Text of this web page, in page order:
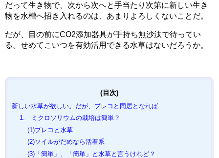
だって生き物で、次から次へと手当たり次第に新しい生き
物を水槽へ招き入れるのは、あまりよろしくないことだ。
だが、目の前にCO2添加器具が手持ち無沙汰で待ってい
る。せめてこいつを有効活用できる水草はないだろうか。
新しい水草が欲しい。だが、プレコと同居となれば……
1. ミクロソリウムの栽培は簡単？
(1)プレコと水草
(2)ソイルがだめなら活着系
(3)「簡単」、「簡単」と水草と言うけれど？